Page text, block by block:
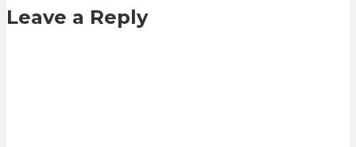
Leave a Reply